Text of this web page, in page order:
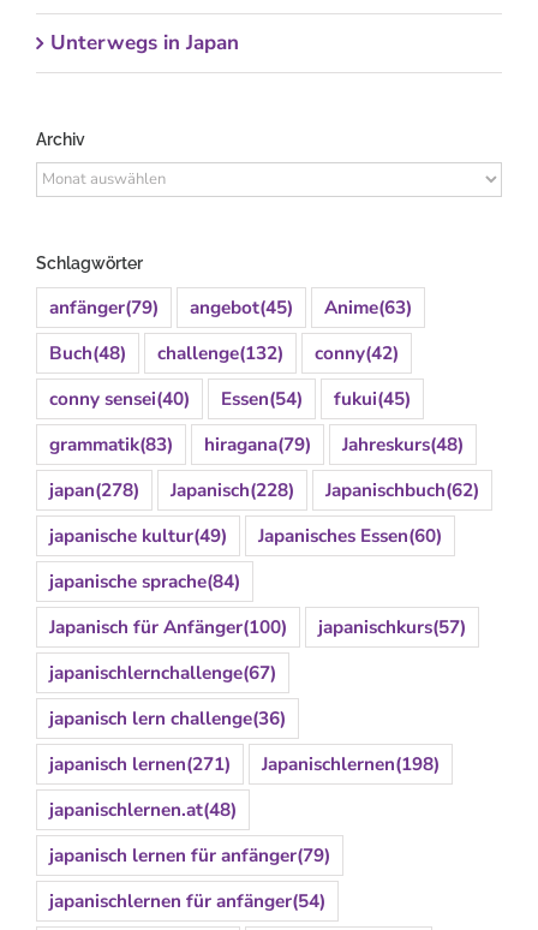
Unterwegs in Japan
Archiv
Archiv
Schlagwörter
anfänger(79) angebot(45) Anime(63)
Buch(48) challenge(132) conny(42)
conny sensei(40) Essen(54) fukui(45)
grammatik(83) hiragana(79) Jahreskurs(48)
japan(278) Japanisch(228) Japanischbuch(62)
japanische kultur(49) Japanisches Essen(60)
japanische sprache(84)
Japanisch für Anfänger(100) japanischkurs(57)
japanischlernchallenge(67)
japanisch lern challenge(36)
japanisch lernen(271) Japanischlernen(198)
japanischlernen.at(48)
japanisch lernen für anfänger(79)
japanischlernen für anfänger(54)